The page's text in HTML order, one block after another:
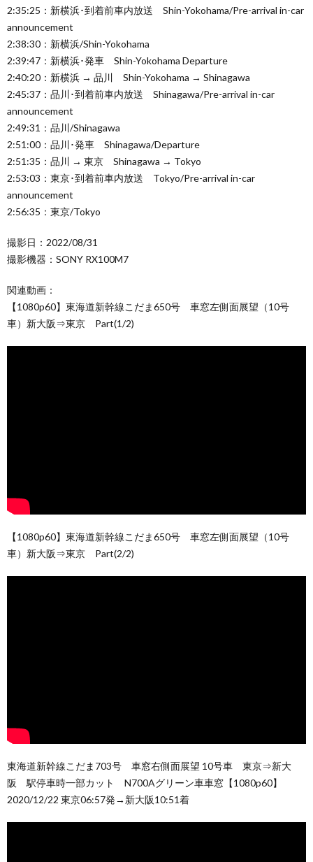
2:35:25：新横浜･到着前車内放送 Shin-Yokohama/Pre-arrival in-car
announcement
2:38:30：新横浜/Shin-Yokohama
2:39:47：新横浜･発車 Shin-Yokohama Departure
2:40:20：新横浜 → 品川 Shin-Yokohama → Shinagawa
2:45:37：品川･到着前車内放送 Shinagawa/Pre-arrival in-car
announcement
2:49:31：品川/Shinagawa
2:51:00：品川･発車 Shinagawa/Departure
2:51:35：品川 → 東京 Shinagawa → Tokyo
2:53:03：東京･到着前車内放送 Tokyo/Pre-arrival in-car
announcement
2:56:35：東京/Tokyo
撮影日：2022/08/31
撮影機器：SONY RX100M7
関連動画：
【1080p60】東海道新幹線こだま650号 車窓左側面展望（10号
車）新大阪⇒東京 Part(1/2)
【1080p60】東海道新幹線こだま650号 車窓左側面展望（10号
車）新大阪⇒東京 Part(2/2)
東海道新幹線こだま703号 車窓右側面展望 10号車 東京⇒新大
阪 駅停車時一部カット N700Aグリーン車車窓【1080p60】
2020/12/22 東京06:57発→新大阪10:51着